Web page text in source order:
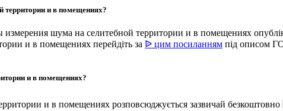
территории и в помещениях?
шума на селитебной территории и в помещениях
и в помещениях перейдіть за ᐉ цим посиланням під описом
и в помещениях?
и в помещениях розповсюджується зазвичай безкоштовно